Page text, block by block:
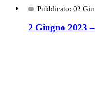
Pubblicato: 02
2 Giugno 2023